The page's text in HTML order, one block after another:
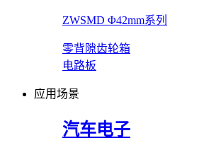
ZWSMD Φ42mm系列
零背隙齿轮箱
电路板
应用场景
汽车电子